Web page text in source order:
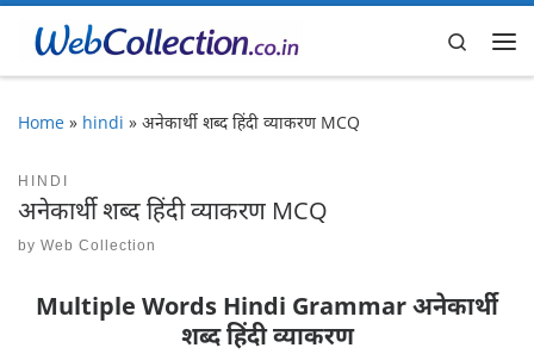
Skip to content
Search
Home » hindi » अनेकार्थी शब्द हिंदी व्याकरण MCQ
HINDI
अनेकार्थी शब्द हिंदी व्याकरण MCQ
by Web Collection
Multiple Words Hindi Grammar अनेकार्थी
शब्द हिंदी व्याकरण